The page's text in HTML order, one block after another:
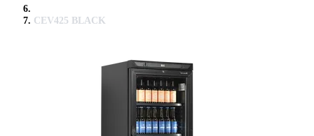
CEV425 BLACK